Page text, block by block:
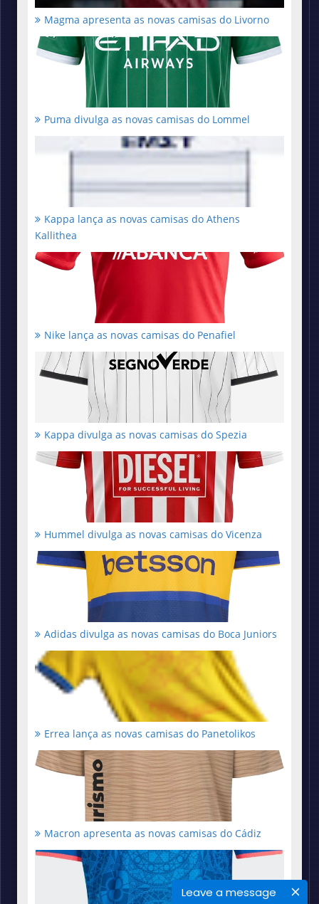
Leave a message
Magma apresenta as novas camisas do Livorno
Puma divulga as novas camisas do Lommel
Kappa lança as novas camisas do Athens
Kallithea
Nike lança as novas camisas do Penafiel
Kappa divulga as novas camisas do Spezia
Hummel divulga as novas camisas do Vicenza
Adidas divulga as novas camisas do Boca Juniors
Errea lança as novas camisas do Panetolikos
Macron apresenta as novas camisas do Cádiz